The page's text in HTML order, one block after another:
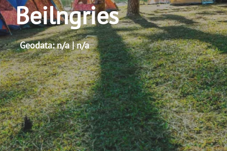
Beilngries
Geodata: n/a | n/a